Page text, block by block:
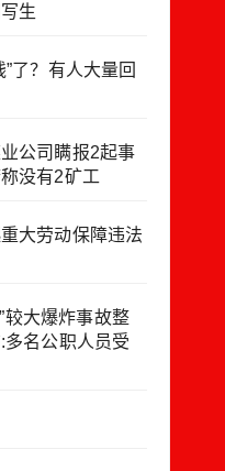
生
了？有人大量回
公司瞒报2起事
没有2矿工
大劳动保障违法
较大爆炸事故整
多名公职人员受